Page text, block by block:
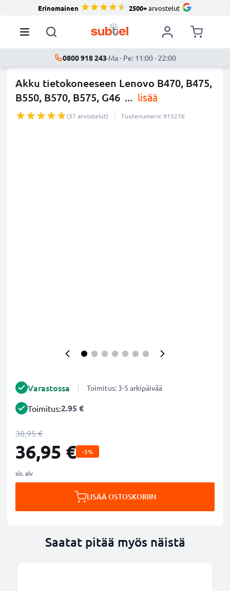
Erinomainen 2500+arvostelut
0800 918 243·Ma - Pe: 11:00 - 22:00
Akku tietokoneeseen Lenovo B470, B475,
B550, B570, B575, G46 ... lisää
(37 arvostelut) Tuotenumero: 915276
Varastossa Toimitus: 3-5 arkipäivää
Toimitus:2.95 €
38,95 €
36,95 € -5%
sis. alv
LISÄÄ OSTOSKORIIN
Saatat pitää myös näistä